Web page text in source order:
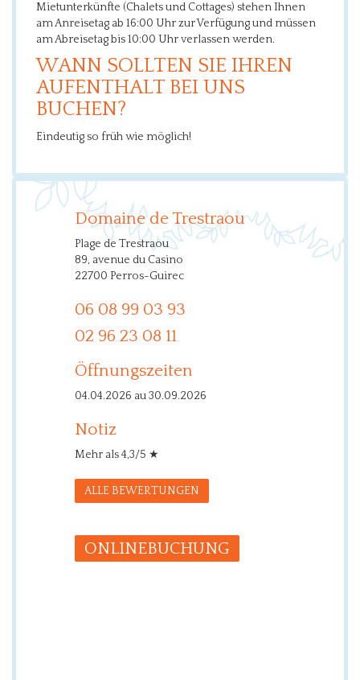
Mietunterkünfte (Chalets und Cottages) stehen Ihnen
am Anreisetag ab 16:00 Uhr zur Verfügung und müssen
am Abreisetag bis 10:00 Uhr verlassen werden.
WANN SOLLTEN SIE IHREN
AUFENTHALT BEI UNS
BUCHEN?
Eindeutig so früh wie möglich!
Domaine de Trestraou
Plage de Trestraou
89, avenue du Casino
22700 Perros-Guirec
06 08 99 03 93
02 96 23 08 11
Öffnungszeiten
04.04.2026 au 30.09.2026
Notiz
Mehr als 4,3/5 ★
ALLE BEWERTUNGEN
ONLINE­BUCHUNG